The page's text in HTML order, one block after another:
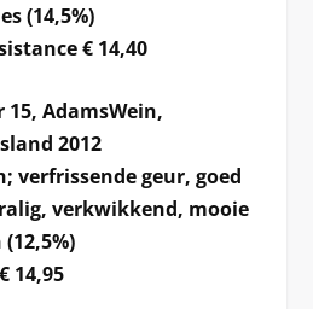
(14,5%)
€ 14,40
15, AdamsWein,
2012
verfrissende geur, goed
verkwikkend, mooie
14,95